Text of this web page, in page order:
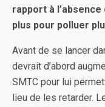
rapport à
plus pour polluer
Avant de se lancer
devrait d’abord
SMTC pour lui
lieu de les retarder.